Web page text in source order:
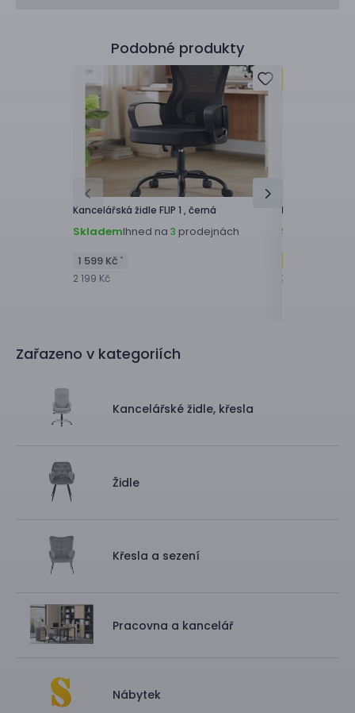
Podobné produkty
Kancelářská židle FLIP 1 , černá
SklademIhned na 3 prodejnách
1 599 Kč *
2 199 Kč
Kancelářská
Skladem
3 199 Kč
Zařazeno v kategoriích
Kancelářské židle, křesla
Židle
Křesla a sezení
Pracovna a kancelář
Nábytek